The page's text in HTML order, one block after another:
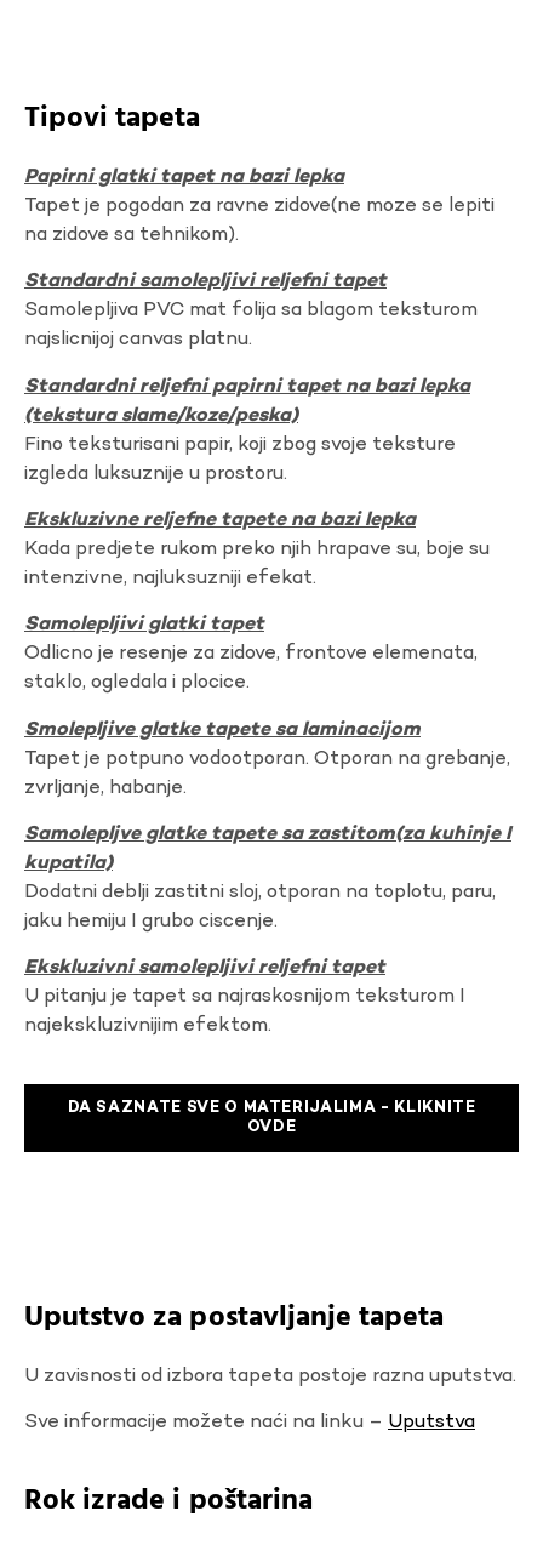
Tipovi tapeta
Papirni glatki tapet na bazi lepka
Tapet je pogodan za ravne zidove(ne moze se lepiti
na zidove sa tehnikom).
Standardni samolepljivi reljefni tapet
Samolepljiva PVC mat folija sa blagom teksturom
najslicnijoj canvas platnu.
Standardni reljefni papirni tapet na bazi lepka
(tekstura slame/koze/peska)
Fino teksturisani papir, koji zbog svoje teksture
izgleda luksuznije u prostoru.
Ekskluzivne reljefne tapete na bazi lepka
Kada predjete rukom preko njih hrapave su, boje su
intenzivne, najluksuzniji efekat.
Samolepljivi glatki tapet
Odlicno je resenje za zidove, frontove elemenata,
staklo, ogledala i plocice.
Smolepljive glatke tapete sa laminacijom
Tapet je potpuno vodootporan. Otporan na grebanje,
zvrljanje, habanje.
Samolepljve glatke tapete sa zastitom(za kuhinje I
kupatila)
Dodatni deblji zastitni sloj, otporan na toplotu, paru,
jaku hemiju I grubo ciscenje.
Ekskluzivni samolepljivi reljefni tapet
U pitanju je tapet sa najraskosnijom teksturom I
najekskluzivnijim efektom.
DA SAZNATE SVE O MATERIJALIMA - KLIKNITE
OVDE
Uputstvo za postavljanje tapeta
U zavisnosti od izbora tapeta postoje razna uputstva.
Sve informacije možete naći na linku – Uputstva
Rok izrade i poštarina